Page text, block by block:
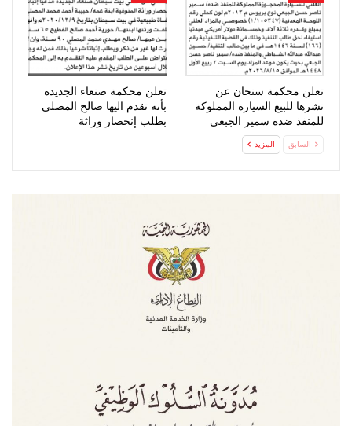
تعلن محكمة سنحان عن
نشرها للبيع السيارة المملوكة
للمنفذ ضده سمير الجبعي
تعلن محكمة صنعاء الجديده
بأنه تقدم اليها صالح المصلي
بطلب إنحصار وراثة
السابق المزيد